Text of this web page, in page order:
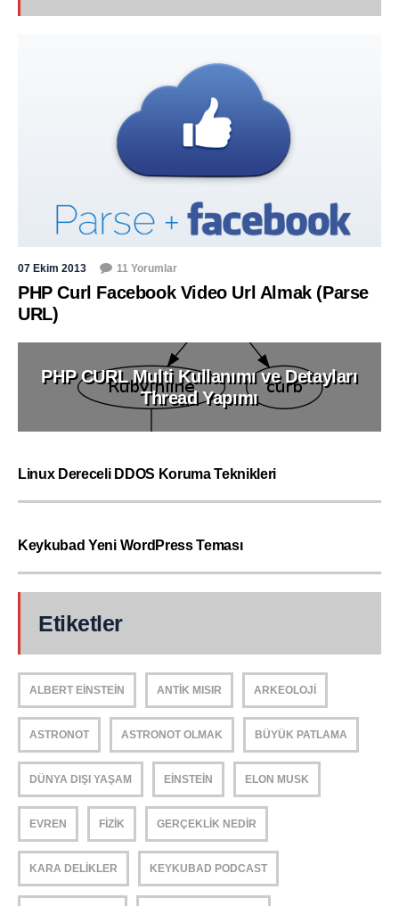
07 Ekim 2013 11 Yorumlar
PHP Curl Facebook Video Url Almak (Parse
URL)
PHP CURL Multi Kullanımı ve Detayları
Thread Yapımı
Linux Dereceli DDOS Koruma Teknikleri
Keykubad Yeni WordPress Teması
Etiketler
ALBERT EINSTEIN ANTIK MISIR ARKEOLOJI
ASTRONOT ASTRONOT OLMAK BÜYÜK PATLAMA
DÜNYA DIŞI YAŞAM EINSTEIN ELON MUSK
EVREN FIZIK GERÇEKLIK NEDIR
KARA DELIKLER KEYKUBAD PODCAST